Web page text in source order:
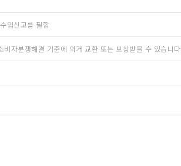
입신고를 필함
자분쟁해결 기준에 의거 교환 또는 보상받을 수 있습니다.